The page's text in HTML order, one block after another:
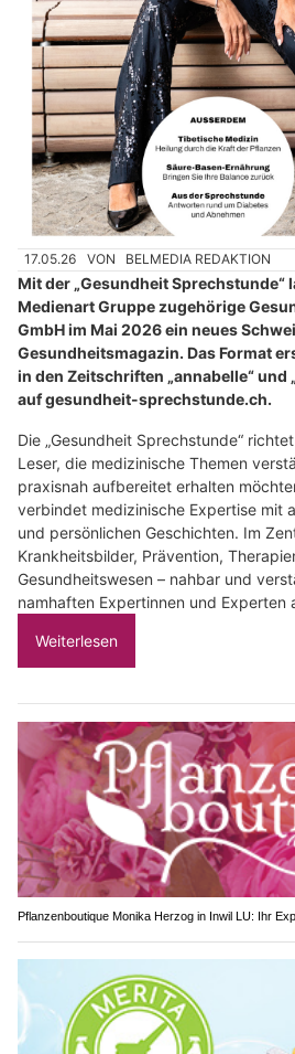
17.05.26 VON BELMEDIA REDAKTION
Mit der „Gesundheit Sprechstunde“
Medienart Gruppe zugehörige
GmbH im Mai 2026 ein neues
Gesundheitsmagazin. Das Format
in den Zeitschriften „annabelle“ und
auf gesundheit-sprechstunde.ch.
Die „Gesundheit Sprechstunde“
Leser, die medizinische Themen
praxisnah aufbereitet erhalten
verbindet medizinische Expertise mit
und persönlichen Geschichten. Im
Krankheitsbilder, Prävention,
Gesundheitswesen – nahbar und
namhaften Expertinnen und Experten
Weiterlesen
Pflanzenboutique Monika Herzog in Inwil LU: Ihr